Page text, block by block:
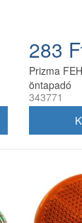
283
Prizma
öntapadó
343771